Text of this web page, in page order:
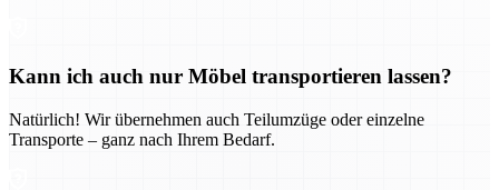
Kann ich auch nur Möbel transportieren lassen?
Natürlich! Wir übernehmen auch Teilumzüge oder einzelne
Transporte – ganz nach Ihrem Bedarf.